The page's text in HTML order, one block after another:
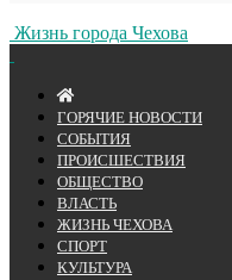
Жизнь города Чехова
ГОРЯЧИЕ НОВОСТИ
СОБЫТИЯ
ПРОИСШЕСТВИЯ
ОБЩЕСТВО
ВЛАСТЬ
ЖИЗНЬ ЧЕХОВА
СПОРТ
КУЛЬТУРА